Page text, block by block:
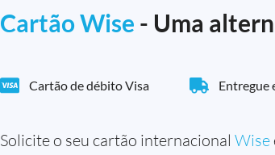
Cartão Wise - Uma
Cartão de débito Visa Entregue
Solicite o seu cartão internacional Wise